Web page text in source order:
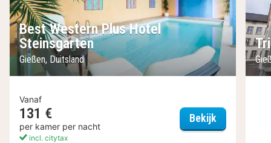
Best Western Plus Hotel
Steinsgarten
Gießen, Duitsland
Vanaf
131 €
per kamer per nacht
incl. citytax
Bekijk